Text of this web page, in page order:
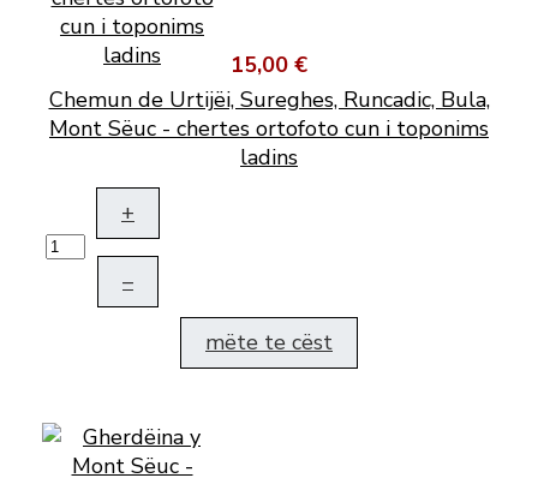
15,00 €
Chemun de Urtijëi, Sureghes, Runcadic, Bula,
Mont Sëuc - chertes ortofoto cun i toponims
ladins
+
–
mëte te cëst